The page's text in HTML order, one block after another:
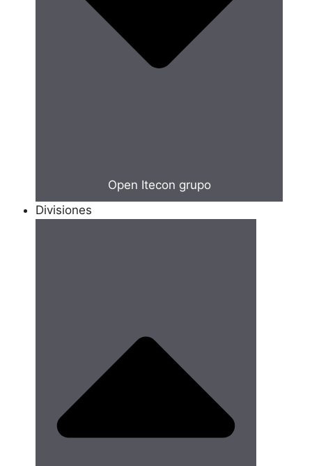
Open Itecon grupo
Divisiones